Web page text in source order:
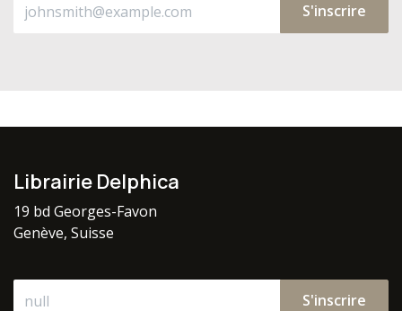
S'inscrire
Librairie Delphica
19 bd Georges-Favon
Genève, Suisse
S'inscrire